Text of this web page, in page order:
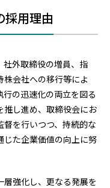
採用理由
社外取締役の増員、指
会社への移行等によ
の迅速化の両立を図る
推し進め、取締役会にお
を行いつつ、持続的な
じた企業価値の向上に努
強化し、更なる発展を